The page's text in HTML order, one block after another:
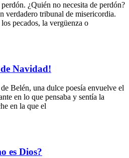
¿Quién no necesita de perdón?
verdadero tribunal de misericordia.
pecados, la vergüenza o
de Navidad!
Belén, una dulce poesía envuelve el
en lo que pensaba y sentía la
en la que el
es Dios?